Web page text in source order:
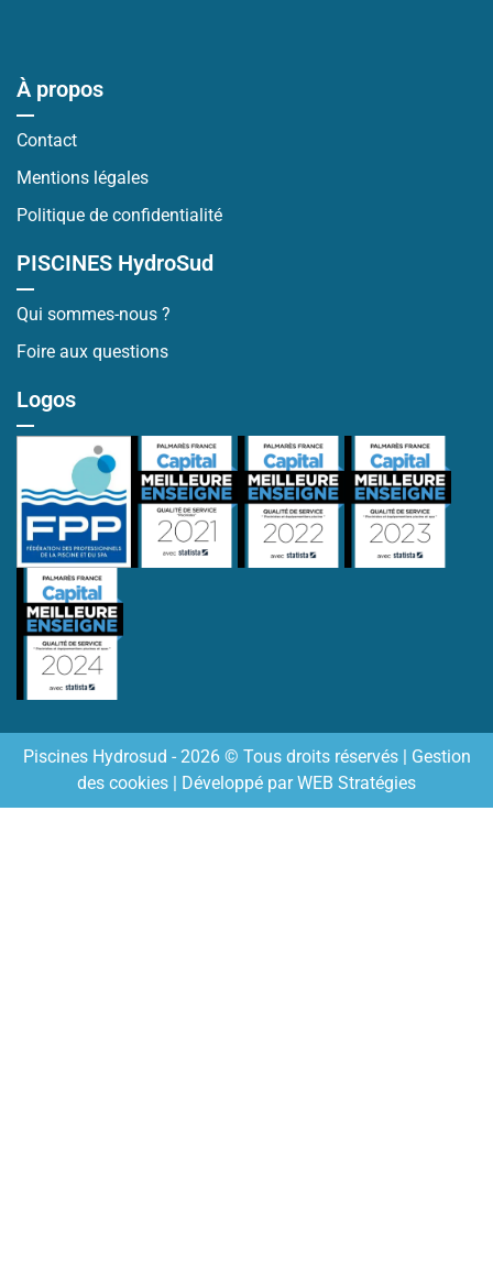
À propos
Contact
Mentions légales
Politique de confidentialité
PISCINES HydroSud
Qui sommes-nous ?
Foire aux questions
Logos
Piscines Hydrosud - 2026 © Tous droits réservés | Gestion
des cookies | Développé parWEB Stratégies